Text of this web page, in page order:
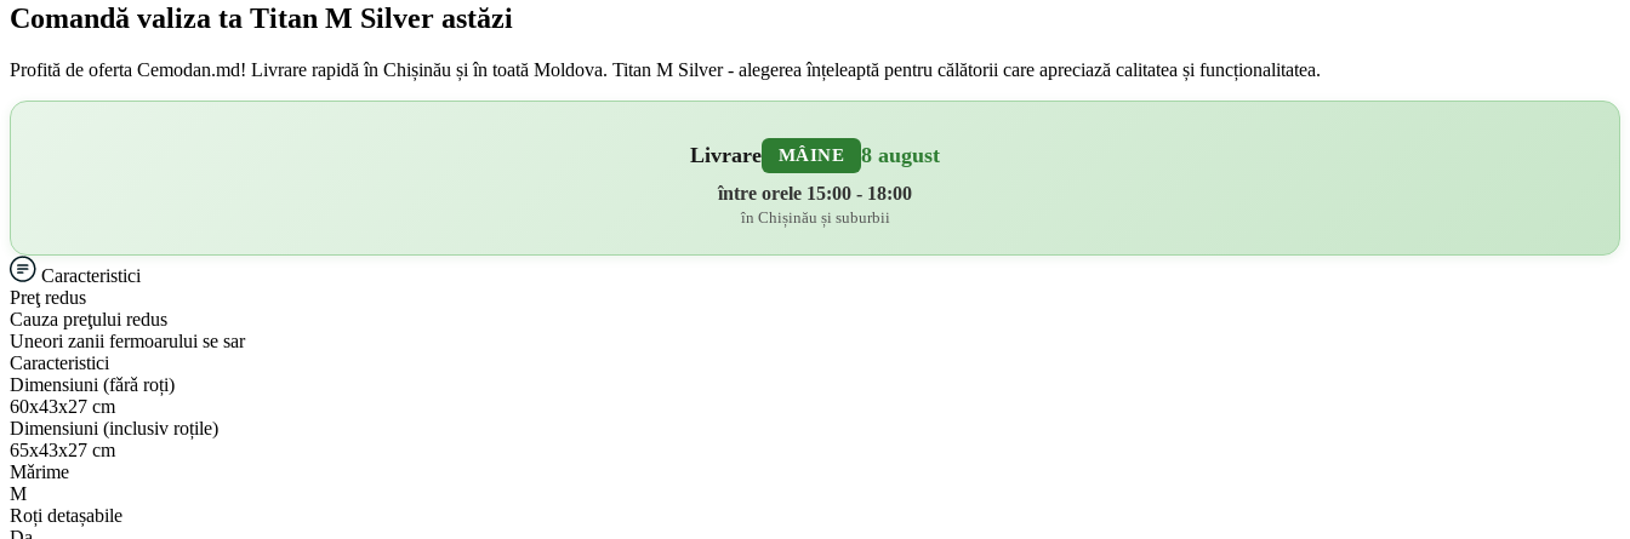
Comandă valiza ta Titan M Silver astăzi
Profită de oferta Cemodan.md! Livrare rapidă în Chișinău și în toată Moldova. Titan M Silver - alegerea înțeleaptă pentru călătorii care apreciază calitatea și funcționalitatea.
Livrare MÂINE 8 august
între orele 15:00 - 18:00
în Chișinău și suburbii
Caracteristici
Preţ redus
Cauza preţului redus
Uneori zanii fermoarului se sar
Caracteristici
Dimensiuni (fǎrǎ roți)
60х43х27 cm
Dimensiuni (inclusiv roțile)
65х43х27 cm
Mǎrime
M
Roți detașabile